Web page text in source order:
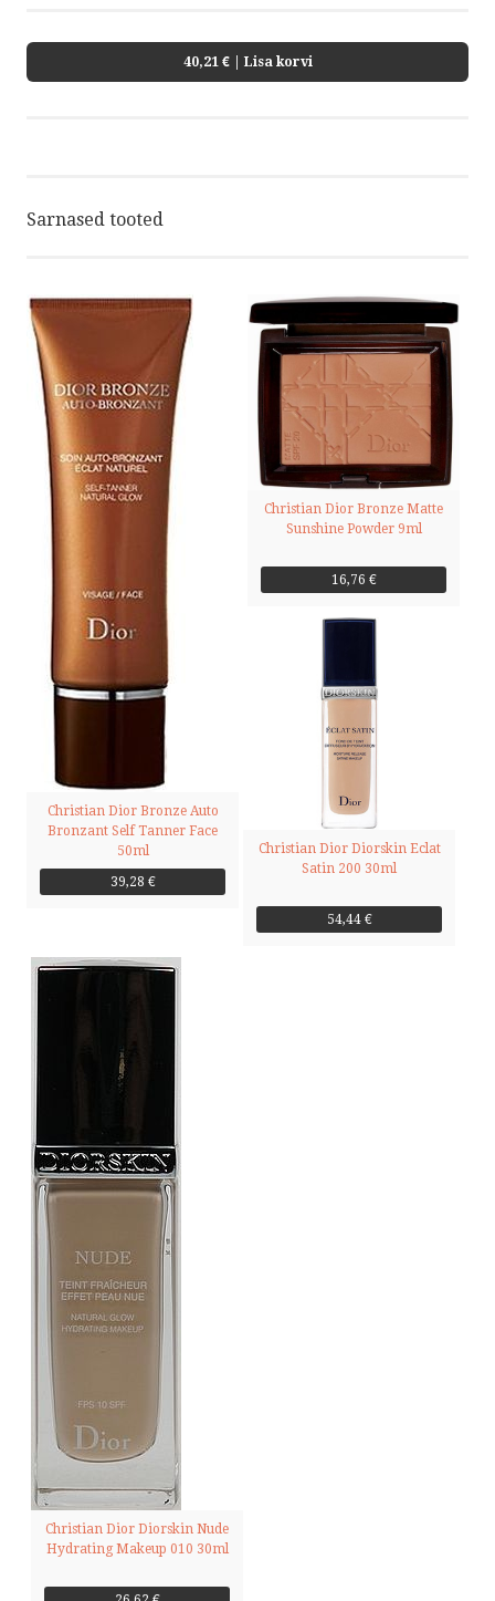
40,21 € | Lisa korvi
Sarnased tooted
Christian Dior Bronze Auto
Bronzant Self Tanner Face
50ml
39,28 €
Christian Dior Bronze Matte
Sunshine Powder 9ml
16,76 €
Christian Dior Diorskin Eclat
Satin 200 30ml
54,44 €
Christian Dior Diorskin Nude
Hydrating Makeup 010 30ml